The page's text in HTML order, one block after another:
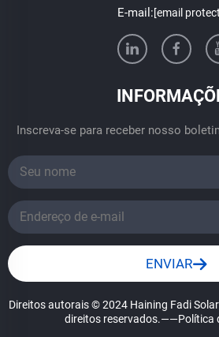
E-mail:[email
Inscreva-se para receber nosso
ENVIAR
Direitos autorais © 2024 Haining Fadi
direitos reservados.——Política